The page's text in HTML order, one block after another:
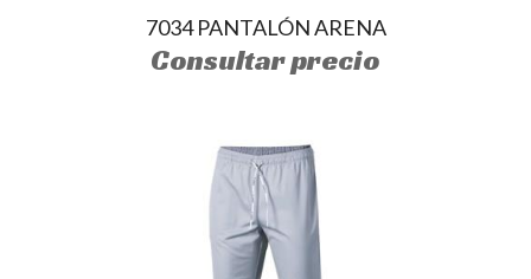
7034 PANTALÓN ARENA
Consultar precio